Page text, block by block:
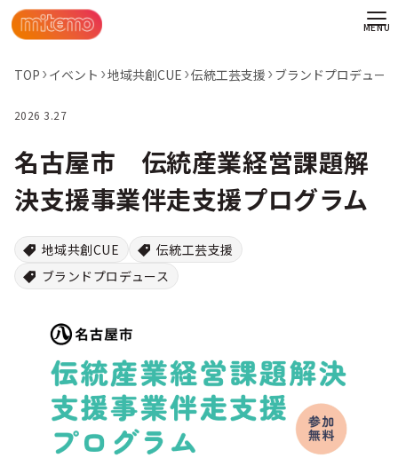
TOP イベント 地域共創CUE 伝統工芸支援 ブランドプロデュース
2026 3.27
名古屋市 伝統産業経営課題解
決支援事業伴走支援プログラム
地域共創CUE
伝統工芸支援
ブランドプロデュース